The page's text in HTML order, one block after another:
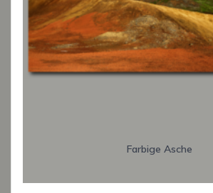
Farbige Asche